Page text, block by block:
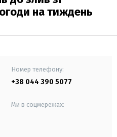
на тиждень
Номер телефону:
+38 044 390 5077
Ми в соцмережах: